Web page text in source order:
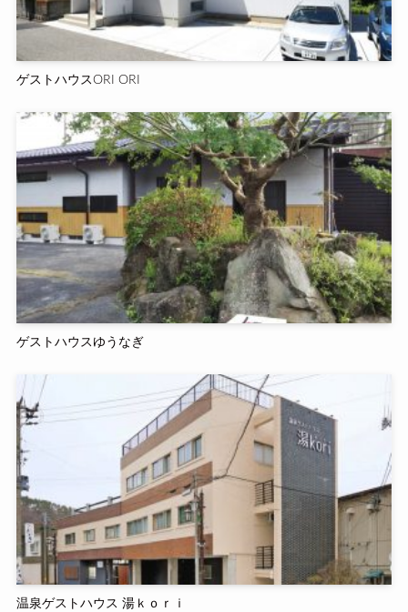
ゲストハウスORI ORI
ゲストハウスゆうなぎ
温泉ゲストハウス 湯ｋｏｒｉ